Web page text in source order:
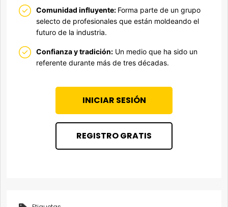
Comunidad influyente: Forma parte de un grupo
selecto de profesionales que están moldeando el
futuro de la industria.
Confianza y tradición: Un medio que ha sido un
referente durante más de tres décadas.
INICIAR SESIÓN
REGISTRO GRATIS